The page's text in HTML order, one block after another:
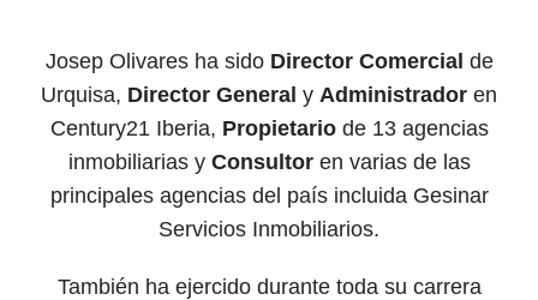
Josep Olivares ha sido Director Comercial de
Urquisa, Director General y Administrador en
Century21 Iberia, Propietariode 13 agencias
inmobiliarias y Consultoren varias de las
principales agencias del país incluida Gesinar
Servicios Inmobiliarios.
También ha ejercido durante toda su carrera